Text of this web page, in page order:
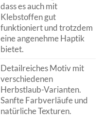
dass es auch mit
Klebstoffen gut
funktioniert und trotzdem
eine angenehme Haptik
bietet.
Detailreiches Motiv mit
verschiedenen
Herbstlaub-Varianten.
Sanfte Farbverläufe und
natürliche Texturen.